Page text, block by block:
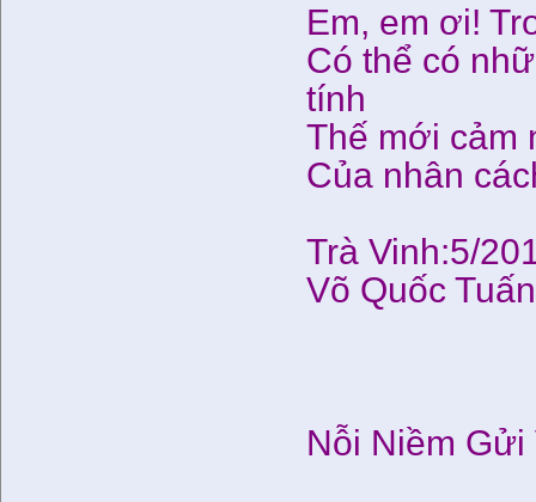
Em, em ơi!
Có thể có
tính
Thế mới cảm
Của nhân
Trà Vinh:5/
Võ Quốc Tuấn
Nỗi Niềm Gửi